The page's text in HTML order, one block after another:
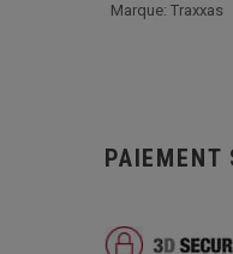
Marque: Traxxas
PAIEMENT